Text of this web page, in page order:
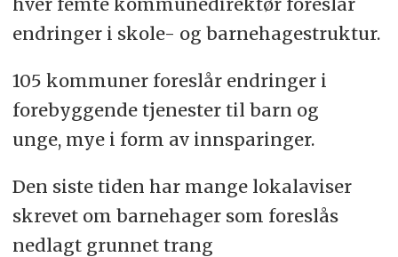
endringer i skole- og barnehagestruktur.
105 kommuner foreslår endringer i
forebyggende tjenester til barn og
unge, mye i form av innsparinger.
Den siste tiden har mange lokalaviser
skrevet om barnehager som foreslås
nedlagt grunnet trang